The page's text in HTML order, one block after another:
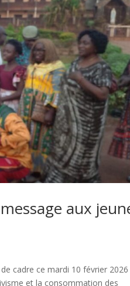
aux
de cadre ce mardi 10 février
et la consommation des